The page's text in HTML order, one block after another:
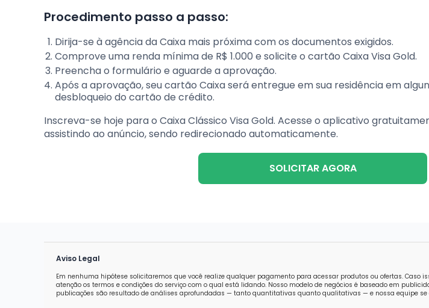
Procedimento passo a passo:
Dirija-se à agência da Caixa mais próxima com os documentos exigidos.
Comprove uma renda mínima de R$ 1.000 e solicite o cartão Caixa Visa Gold.
Preencha o formulário e aguarde a aprovação.
Após a aprovação, seu cartão Caixa será entregue em sua residência em
desbloqueio do cartão de crédito.
Inscreva-se hoje para o Caixa Clássico Visa Gold. Acesse o aplicativo
assistindo ao anúncio, sendo redirecionado automaticamente.
SOLICITAR AGORA
Aviso Legal
Em nenhuma hipótese solicitaremos que você realize qualquer pagamento para acessar produtos ou ofertas.
atenção os termos e condições do serviço com o qual está lidando. Nosso modelo de negócios é baseado em
publicações são resultado de análises aprofundadas — tanto quantitativas quanto qualitativas — e nossa equipe